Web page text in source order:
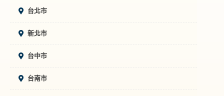
台北市
新北市
台中市
台南市